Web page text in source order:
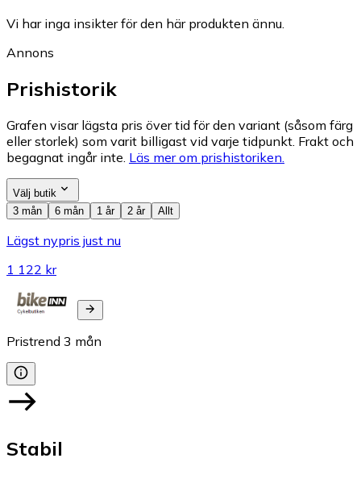
Vi har inga insikter för den här produkten ännu.
Annons
Prishistorik
Grafen visar lägsta pris över tid för den variant (såsom färg
eller storlek) som varit billigast vid varje tidpunkt. Frakt och
begagnat ingår inte. Läs mer om prishistoriken.
Välj butik
3 mån
6 mån 1 år 2 år Allt
Lägst nypris just nu
1 122 kr
Pristrend 3 mån
Stabil